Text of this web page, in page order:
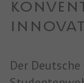
Der